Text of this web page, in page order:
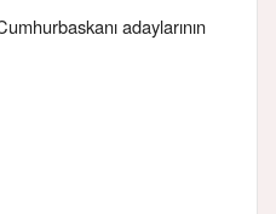
adaylarının